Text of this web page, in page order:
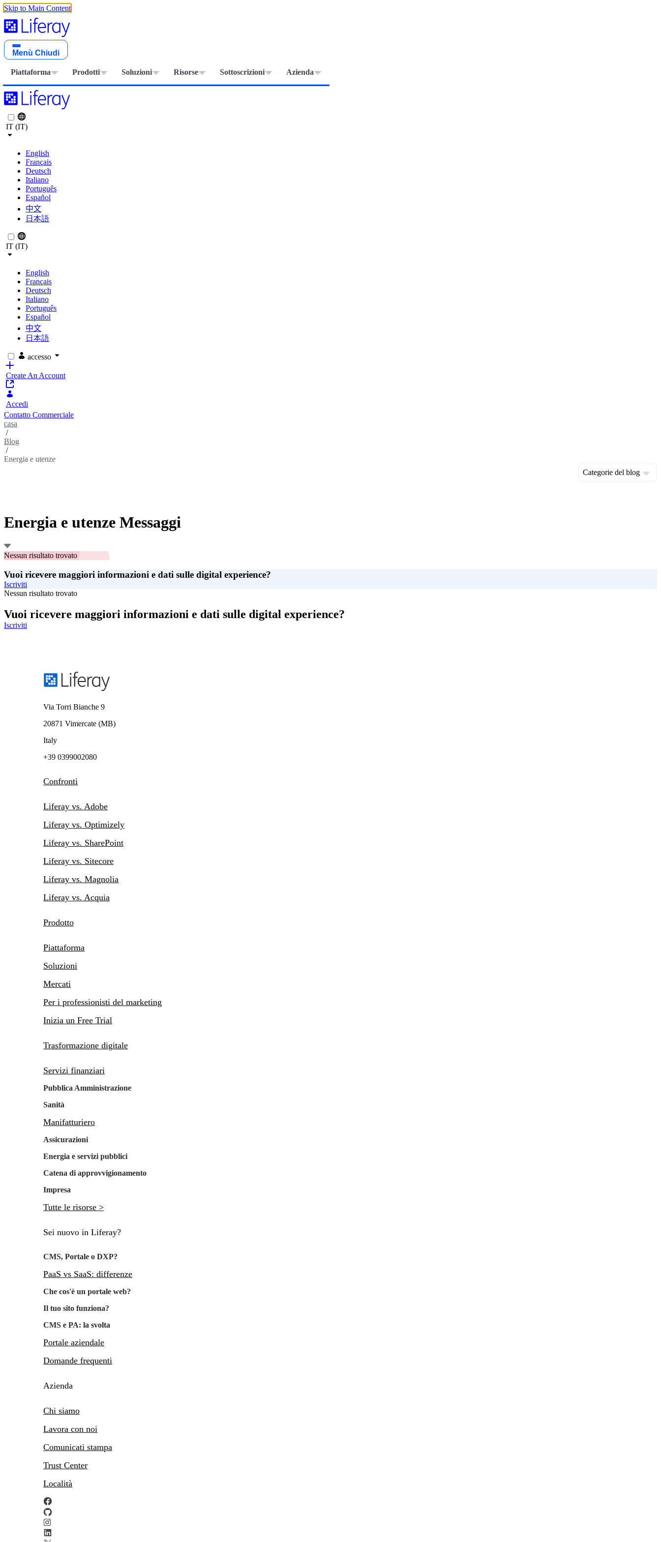
Skip to Main Content
Menù Chiudi
Piattaforma Prodotti Soluzioni Risorse Sottoscrizioni Azienda
IT (IT)
English
Français
Deutsch
Italiano
Português
Español
中文
日本語
IT (IT)
English
Français
Deutsch
Italiano
Português
Español
中文
日本語
accesso
Create An Account
Accedi
Contatto Commerciale
casa
/
Blog
/
Energia e utenze
Categorie del blog
Energia e utenze Messaggi
Nessun risultato trovato
Vuoi ricevere maggiori informazioni e dati sulle digital experience?
Iscriviti
Nessun risultato trovato
Vuoi ricevere maggiori informazioni e dati sulle digital experience?
Iscriviti
Via Torri Bianche 9
20871 Vimercate (MB)
Italy
+39 0399002080
Confronti
Liferay vs. Adobe
Liferay vs. Optimizely
Liferay vs. SharePoint
Liferay vs. Sitecore
Liferay vs. Magnolia
Liferay vs. Acquia
Prodotto
Piattaforma
Soluzioni
Mercati
Per i professionisti del marketing
Inizia un Free Trial
Trasformazione digitale
Servizi finanziari
Pubblica Amministrazione
Sanità
Manifatturiero
Assicurazioni
Energia e servizi pubblici
Catena di approvvigionamento
Impresa
Tutte le risorse >
Sei nuovo in Liferay?
CMS, Portale o DXP?
PaaS vs SaaS: differenze
Che cos'è un portale web?
Il tuo sito funziona?
CMS e PA: la svolta
Portale aziendale
Domande frequenti
Azienda
Chi siamo
Lavora con noi
Comunicati stampa
Trust Center
Località